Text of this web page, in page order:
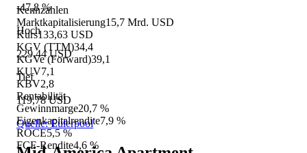
Kennzahlen
Marktkapitalisierung15,7 Mrd. USD
Kurs133,63 USD
KGV (TTM)34,4
KGVe (Forward)39,1
KUV7,1
KBV2,8
Rentabilität
Gewinnmarge20,7 %
Eigenkapitalrendite7,9 %
ROCE5,5 %
FCF-Rendite4,6 %
-47,8 %
Hoch
229,44 USD
Tief
119,78 USD
Quelle: Eulerpool